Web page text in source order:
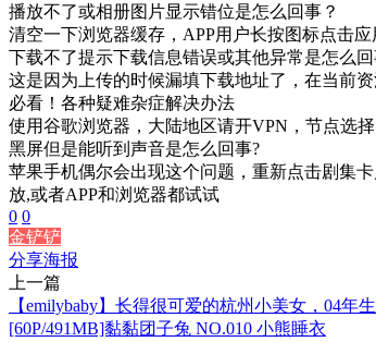
播放不了或相册图片显示错位是怎么回事？
清空一下浏览器缓存，APP用户长按图标点击
下载不了提示下载信息错误或其他异常是怎么回
这是因为上传的时候漏填下载地址了，在当前
必看！各种疑难杂症解决办法
使用谷歌浏览器，大陆地区请开VPN，节点选
黑屏但是能听到声音是怎么回事?
苹果手机偶尔会出现这个问题，重新点击剧集
放,或者APP和浏览器都试试
0 0
金铲铲
分享海报
上一篇
【emilybaby】长得很可爱的杭州小美女，04年
[60P/491MB]黏黏团子兔 NO.010 小熊睡衣